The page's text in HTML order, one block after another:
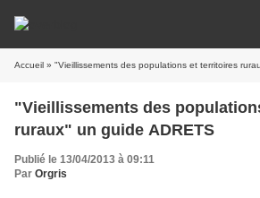
Accueil » "Vieillissements des populations et territoires
"Vieillissements des
ruraux" un guide ADRETS
Publié le 13/04/2013 à 09:11
Par Orgris